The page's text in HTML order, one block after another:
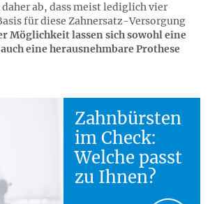
ab, dass meist lediglich vier
für diese Zahnersatz-Versorgung
Möglichkeit lassen sich sowohl eine
eine herausnehmbare Prothese
Zahnbürsten
im Check:
Welche passt
zu Ihnen?